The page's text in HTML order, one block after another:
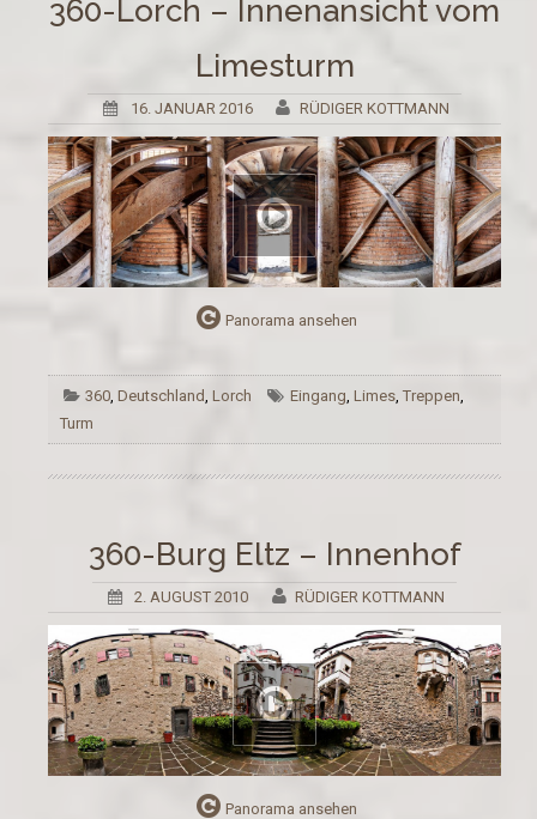
360-Lorch – Innenansicht vom
Limesturm
16. JANUAR 2016 RÜDIGER KOTTMANN
Panorama ansehen
360 ,Deutschland ,Lorch Eingang Limes, Treppen
Turm
360-Burg Eltz – Innenhof
2. AUGUST 2010 RÜDIGER KOTTMANN
Panorama ansehen